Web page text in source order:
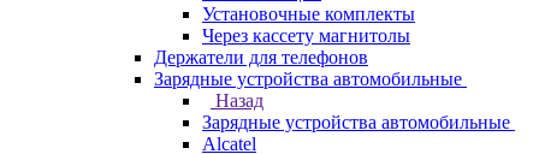
Установочные комплекты
Через кассету магнитолы
Держатели для телефонов
Зарядные устройства автомобильные
Назад
Зарядные устройства автомобильные
Alcatel